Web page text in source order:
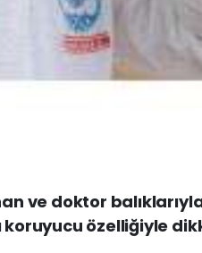
ve doktor
koruyucu özelliğiyle